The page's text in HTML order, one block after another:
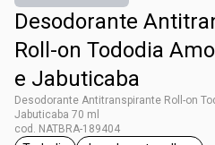
Desodorante
Roll-on Tododia
e Jabuticaba
Desodorante Antitranspirante Roll-on
Jabuticaba 70 ml
cod. NATBRA-189404